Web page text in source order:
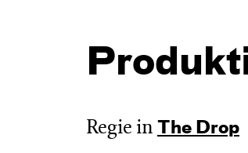
Regie in The Drop